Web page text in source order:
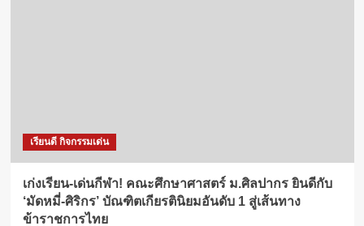
เรียนดี กิจกรรมเด่น
เก่งเรียน-เด่นกีฬา! คณะศึกษาศาสตร์ ม.ศิลปากร ยินดีกับ
‘มัดหมี่-ศิริกร’ บัณฑิตเกียรตินิยมอันดับ 1 สู่เส้นทาง
ข้าราชการไทย